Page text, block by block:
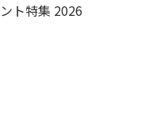
ト特集 2026